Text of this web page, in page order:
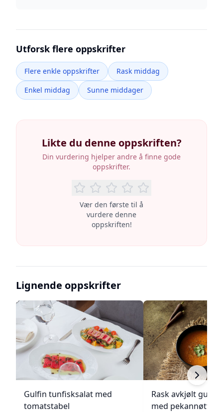
Utforsk flere oppskrifter
Flere enkle oppskrifter
Rask middag
Enkel middag
Sunne middager
Likte du denne oppskriften?
Din vurdering hjelper andre å finne gode
oppskrifter.
Vær den første til å
vurdere denne
oppskriften!
Lignende oppskrifter
Gulfin tunfisksalat med
tomatstabel
Rask avkjølt
med pekannøtter